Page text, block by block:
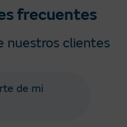
frecuentes
nuestros clientes
de mi